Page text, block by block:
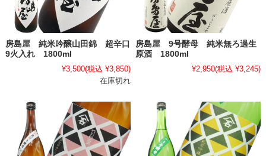
房島屋 純米吟醸山田錦 超辛口
9火入れ 1800ml
¥3,500(税込 ¥3,850)
在庫切れ
房島屋 9号酵母 純米無ろ過生
原酒 1800ml
¥2,950(税込 ¥3,245)